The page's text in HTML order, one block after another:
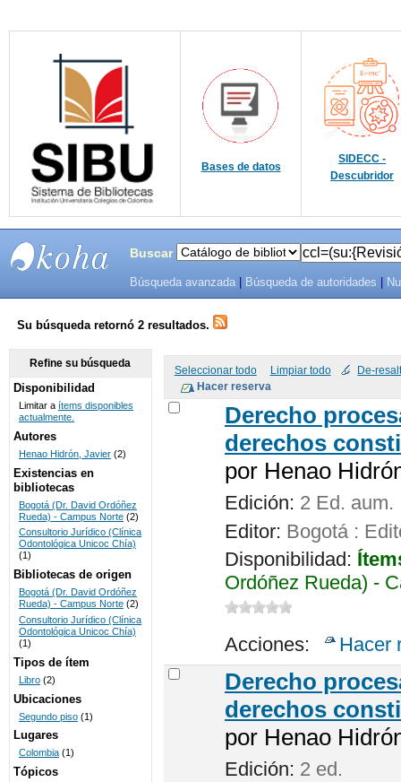
Bases de datos
SIDECC -
Descubridor
SISTEMAS
DE
BIBLIOTECAS
UNICOC
Buscar
Búsqueda avanzada Búsqueda de autoridades
Su búsqueda retornó 2 resultados.
Seleccionar todo Limpiar todo De-
Derecho
derechos
por Henao
Edición: 2 Ed. aum.
Editor: Bogotá :
Disponibilidad:
Ordóñez Rueda) -
Acciones: Hacer
Derecho
derechos
por Henao
Edición: 2 ed.
Refine su búsqueda
Disponibilidad
Limitar a ítems disponibles
actualmente.
Autores
Henao Hidrón, Javier (2)
Existencias en
bibliotecas
Bogotá (Dr. David Ordóñez
Rueda) - Campus Norte (2)
Consultorio Jurídico (Clínica
Odontológica Unicoc Chía)
(1)
Bibliotecas de origen
Bogotá (Dr. David Ordóñez
Rueda) - Campus Norte (2)
Consultorio Jurídico (Clínica
Odontológica Unicoc Chía)
(1)
Tipos de ítem
Libro (2)
Ubicaciones
Segundo piso (1)
Lugares
Colombia (1)
Tópicos